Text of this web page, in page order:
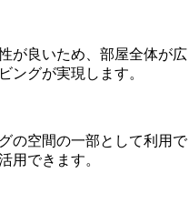
が良いため、部屋全体が
ングが実現します。
の空間の一部として利用
用できます。